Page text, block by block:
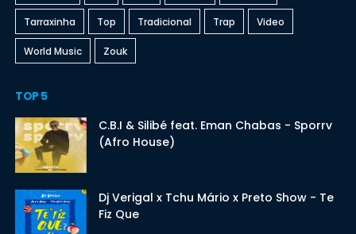
Tarraxinha Top Tradicional Trap Video
World Music Zouk
TOP 5
C.B.I & Silibé feat. Eman Chabas - Sporrv
(Afro House)
Dj Verigal x Tchu Mário x Preto Show - Te
Fiz Que